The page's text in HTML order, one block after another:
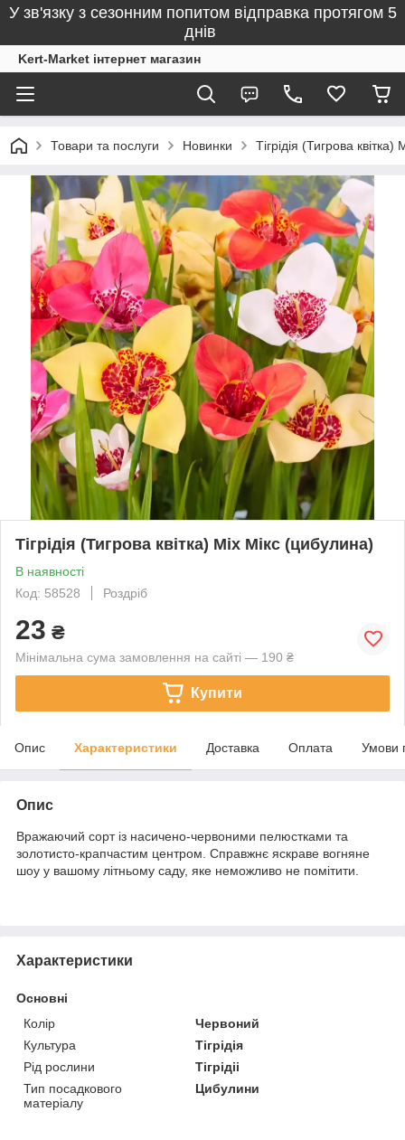
У зв'язку з сезонним попитом відправка протягом 5
днів
Kert-Market інтернет магазин
Товари та послуги Новинки Тігрідія (Тигрова
Тігрідія (Тигрова квітка) Mix Мікс (цибулина)
В наявності
Код: 58528
Роздріб
23 ₴
Мінімальна сума замовлення на сайті — 190 ₴
Купити
Опис Характеристики Доставка Оплата Умови
Опис
Вражаючий сорт із насичено-червоними пелюстками та
золотисто-крапчастим центром. Справжнє яскраве вогняне
шоу у вашому літньому саду, яке неможливо не помітити.
Характеристики
Основні
Колір
Червоний
Культура
Тігрідія
Рід рослини
Тігрідіі
Тип посадкового
матеріалу
Цибулини